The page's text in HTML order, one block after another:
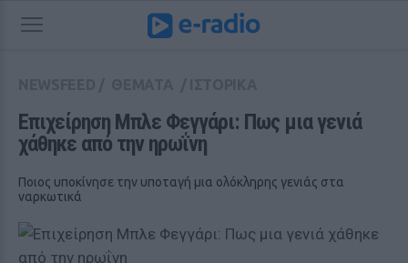
Επιχείρηση Μπλε Φεγγάρι: Πως μια γενιά
χάθηκε από την ηρωΐνη
Ποιος υποκίνησε την υποταγή μια ολόκληρης γενιάς στα
ναρκωτικά